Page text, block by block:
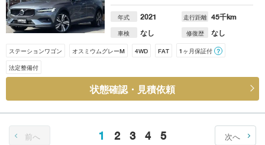
年式 2021 走行距離 45千km
車検 なし 修復歴 なし
ステーションワゴン オスミウムグレーM 4WD FAT 1ヶ月保証付 ？
法定整備付
状態確認・見積依頼
前へ 1 2 3 4 5 次へ